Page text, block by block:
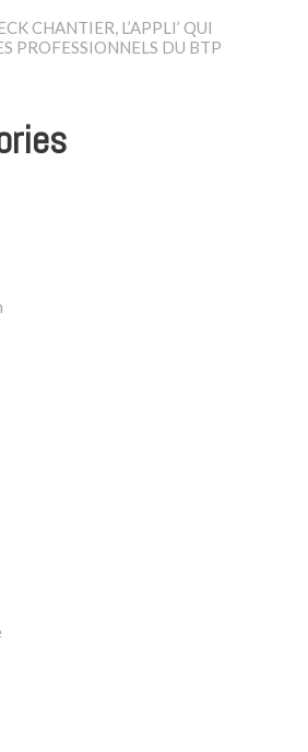
CHANTIER, L’APPLI’ QUI
PROFESSIONNELS DU BTP